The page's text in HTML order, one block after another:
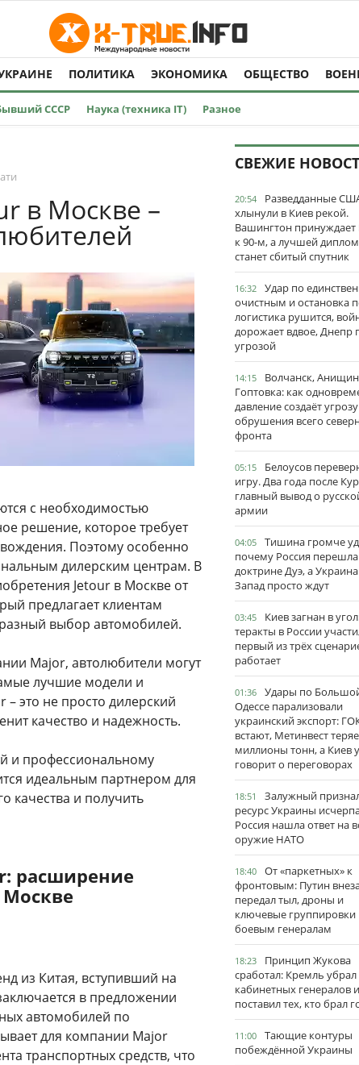
ПОЛИТИКА ЭКОНОМИКА ОБЩЕСТВО
СССР Наука (техника IT) Разное
в Москве –
с необходимостью
решение, которое требует
Поэтому особенно
дилерским центрам. В
Jetour в Москве от
предлагает клиентам
выбор автомобилей.
Major, автолюбители могут
лучшие модели и
это не просто дилерский
качество и надежность.
и профессиональному
идеальным партнером для
качества и получить
расширение
из Китая, вступивший на
в предложении
автомобилей по
для компании Major
транспортных средств, что
СВЕЖИЕ
20:54
Разведданные
хлынули в Киев рекой.
Вашингтон принуждает
к 90-м, а лучшей
станет сбитый спутник
16:32
Удар по
очистным и остановка
логистика рушится,
дорожает вдвое, Днепр
угрозой
14:15
Волчанск,
Гоптовка: как
давление создаёт угрозу
обрушения всего
фронта
05:15
Белоусов
игру. Два года после
главный вывод о
армии
04:05
Тишина громче
почему Россия
доктрине Дуэ, а
Запад просто ждут
03:45
Киев загнан в
теракты в России
первый из трёх
работает
01:36
Удары по
Одессе парализовали
украинский экспорт:
встают, Метинвест
миллионы тонн, а Киев
говорит о переговорах
18:51
Залужный
ресурс Украины
Россия нашла ответ на
оружие НАТО
18:40
От «паркетных» к
фронтовым: Путин
передал тыл, дроны и
ключевые группировки
боевым генералам
18:23
Принцип Жукова
сработал: Кремль убрал
кабинетных генералов и
поставил тех, кто брал
11:00
Тающие контуры
побеждённой Украины